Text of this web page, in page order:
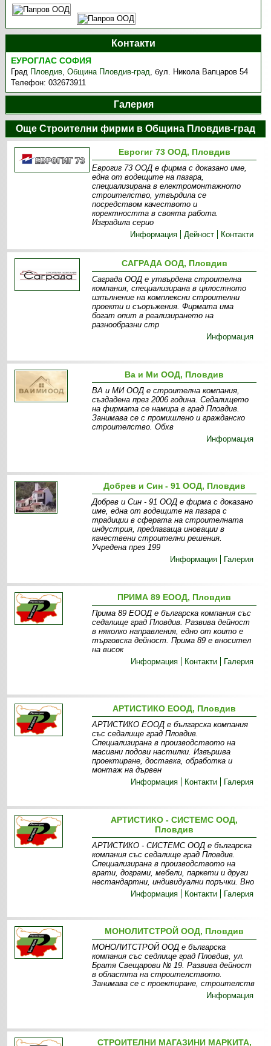
Контакти
ЕУРОГЛАС СОФИЯ
Град Пловдив,Община Пловдив-град,бул. Никола Вапцаров 54
Телефон:032673911
Галерия
Още Строителни фирми в Община Пловдив-град
Еврогиг 73 ООД, Пловдив
Еврогиг 73 ООД е фирма с доказано име,
една от водещите на пазара,
специализирана в електромонтажното
строителство, утвърдила се
посредством качеството и
коректността в своята работа.
Изградила серио
Информация
Дейност Контакти
САГРАДА ООД, Пловдив
Саграда ООД е утвърдена строителна
компания, специализирана в цялостното
изпълнение на комплексни строителни
проекти и съоръжения. Фирмата има
богат опит в реализирането на
разнообразни стр
Информация
Ва и Ми ООД, Пловдив
ВА и МИ ООД е строителна компания,
създадена през 2006 година. Седалището
на фирмата се намира в град Пловдив.
Занимава се с промишлено и гражданско
строителство. Обхв
Информация
Добрев и Син - 91 ООД, Пловдив
Добрев и Син - 91 ООД е фирма с доказано
име, една от водещите на пазара с
традиции в сферата на строителната
индустрия, предлагаща иновации в
качествени строителни решения.
Учредена през 199
Информация
Галерия
ПРИМА 89 ЕООД, Пловдив
Прима 89 ЕООД е българска компания със
седалище град Пловдив. Развива дейност
в няколко направления, едно от които е
търговска дейност. Прима 89 е вносител
на висок
Информация
Контакти Галерия
АРТИСТИКО ЕООД, Пловдив
АРТИСТИКО ЕООД е българска компания
със седалище град Пловдив.
Специализирана в производството на
масивни подови настилки. Извършва
проектиране, доставка, обработка и
монтаж на дървен
Информация
Контакти Галерия
АРТИСТИКО - СИСТЕМС ООД,
Пловдив
АРТИСТИКО - СИСТЕМС ООД е българска
компания със седалище град Пловдив.
Специализирана в производството на
врати, дограми, мебели, паркети и други
нестандартни, индивидуални поръчки. Вно
Информация
Контакти Галерия
МОНОЛИТСТРОЙ ООД, Пловдив
МОНОЛИТСТРОЙ ООД е българска
компания със седлище град Пловдив, ул.
Братя Свещарови № 19. Развива дейност
в областта на строителството.
Занимава се с проектиране, строителств
Информация
СТРОИТЕЛНИ МАГАЗИНИ МАРКИТА,